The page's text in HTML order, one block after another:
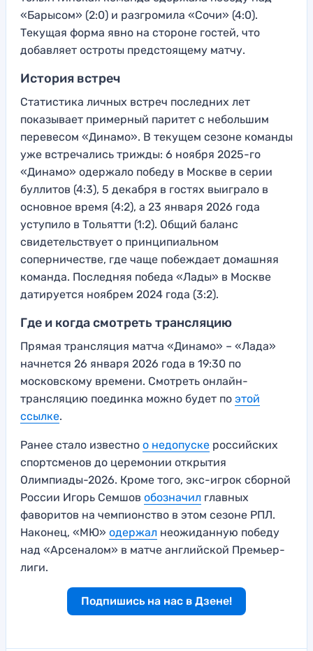
«Барысом» (2:0) и разгромила «Сочи» (4:0).
Текущая форма явно на стороне гостей, что
добавляет остроты предстоящему матчу.
История встреч
Статистика личных встреч последних лет
показывает примерный паритет с небольшим
перевесом «Динамо». В текущем сезоне команды
уже встречались трижды: 6 ноября 2025-го
«Динамо» одержало победу в Москве в серии
буллитов (4:3), 5 декабря в гостях выиграло в
основное время (4:2), а 23 января 2026 года
уступило в Тольятти (1:2). Общий баланс
свидетельствует о принципиальном
соперничестве, где чаще побеждает домашняя
команда. Последняя победа «Лады» в Москве
датируется ноябрем 2024 года (3:2).
Где и когда смотреть трансляцию
Прямая трансляция матча «Динамо» – «Лада»
начнется 26 января 2026 года в 19:30 по
московскому времени. Смотреть онлайн-
трансляцию поединка можно будет по этой
ссылке.
Ранее стало известно о недопуске российских
спортсменов до церемонии открытия
Олимпиады-2026. Кроме того, экс-игрок сборной
России Игорь Семшов обозначил главных
фаворитов на чемпионство в этом сезоне РПЛ.
Наконец, «МЮ» одержал неожиданную победу
над «Арсеналом» в матче английской Премьер-
лиги.
Подпишись на нас в Дзене!